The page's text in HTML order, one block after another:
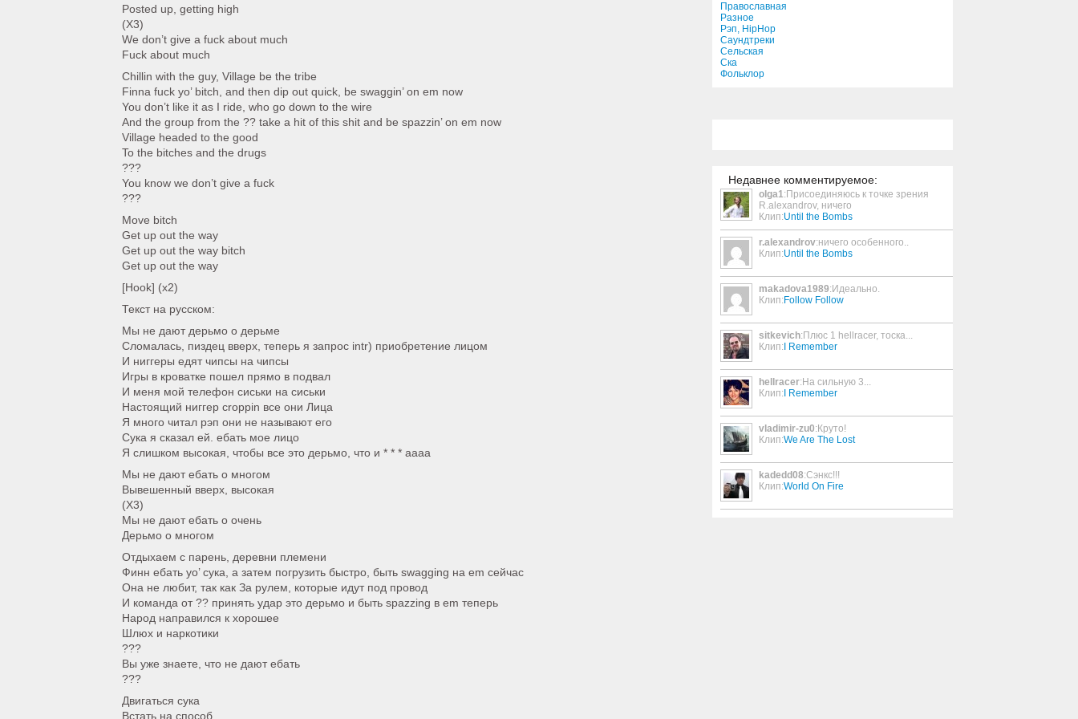
Endless Ladder
8:32
4:17
Crazier Things
3:25
Eat You Alive
3:43
Posted up, getting high
(X3)
We don’t give a fuck about much
Fuck about much
Chillin with the guy, Village be the tribe
Finna fuck yo’ bitch, and then dip out quick, be swaggin’ on em now
You don’t like it as I ride, who go down to the wire
And the group from the ?? take a hit of this shit and be spazzin’ on em now
Village headed to the good
To the bitches and the drugs
???
You know we don’t give a fuck
???
Move bitch
Get up out the way
Get up out the way bitch
Get up out the way
[Hook] (x2)
Текст на русском:
Мы не дают дерьмо о дерьме
Сломалась, пиздец вверх, теперь я запрос intr) приобретение лицом
И ниггеры едят чипсы на чипсы
Игры в кроватке пошел прямо в подвал
И меня мой телефон сиськи на сиськи
Настоящий ниггер croppin все они Лица
Я много читал рэп они не называют его
Сука я сказал ей. ебать мое лицо
Я слишком высокая, чтобы все это дерьмо, что и * * * аааа
Мы не дают ебать о многом
Вывешенный вверх, высокая
(Х3)
Мы не дают ебать о очень
Дерьмо о многом
Отдыхаем с парень, деревни племени
Финн ебать yo’ сука, а затем погрузить быстро, быть swagging на em сейчас
Она не любит, так как За рулем, которые идут под провод
И команда от ?? принять удар это дерьмо и быть spazzing в em теперь
Народ направился к хорошее
Шлюх и наркотики
???
Вы уже знаете, что не дают ебать
???
Двигаться сука
Встать на способ
Православная
Разное
Рэп, HipHop
Саундтреки
Сельская
Ска
Фольклор
Недавнее комментируемое:
olga1:Присоединяюсь к точке зрения
R.alexandrov, ничего
Клип:Until the Bombs
r.alexandrov:ничего особенного..
Клип:Until the Bombs
makadova1989:Идеально.
Клип: Follow Follow
sitkevich:Плюс 1 hellracer, тоска...
Клип: I Remember
hellracer:На сильную 3...
Клип: I Remember
vladimir-zu0:Круто!
Клип:We Are The Lost
kadedd08:Сэнкс!!!
Клип:World On Fire